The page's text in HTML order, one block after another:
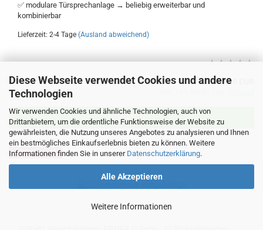
Diese Webseite verwendet Cookies und andere
Technologien
Wir verwenden Cookies und ähnliche Technologien, auch von
Drittanbietern, um die ordentliche Funktionsweise der Website zu
gewährleisten, die Nutzung unseres Angebotes zu analysieren und Ihnen
ein bestmögliches Einkaufserlebnis bieten zu können. Weitere
Informationen finden Sie in unserer Datenschutzerklärung.
Alle Akzeptieren
Weitere Informationen
✅ modulare Türsprechanlage → beliebig erweiterbar und
kombinierbar
Lieferzeit: 2-4 Tage (Ausland abweichend)
ab 901,60 EUR
ZUM ARTIKEL
AUSVERKAUFT